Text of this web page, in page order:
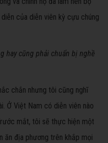
của diễn viên kỳ cựu chúng
hay cũng phải chuẩn bị nghề
chắn nhưng tôi cũng nghĩ
Ở Việt Nam có diễn viên nào
mắt, tôi sẽ thực hiện một
ăn địa phương trên khắp mọi